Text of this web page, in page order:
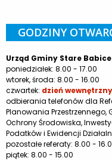
GODZINY
Urząd Gminy Stare
poniedziałek: 8.00 - 17.00
wtorek, środa: 8.00 - 16.00
czwartek: dzień wewnętrzny
odbierania telefonów dla
Planowania
Ochrony Środowiska,
Podatków i Ewidencji
pozostałe referaty: 8.00 -
piątek: 8.00 - 15.00